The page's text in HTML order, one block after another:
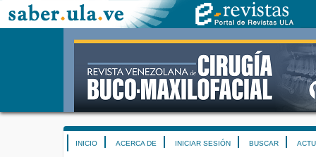
INICIO ACERCA DE INICIAR SESIÓN BUSCAR